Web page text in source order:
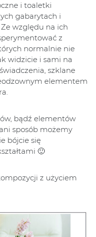
i toaletki
gabarytach i
względu na ich
z
normalnie nie
widzicie i sami na
szklane
elementem
bądź elementów
sposób możemy
bójcie się
🙂
z użyciem